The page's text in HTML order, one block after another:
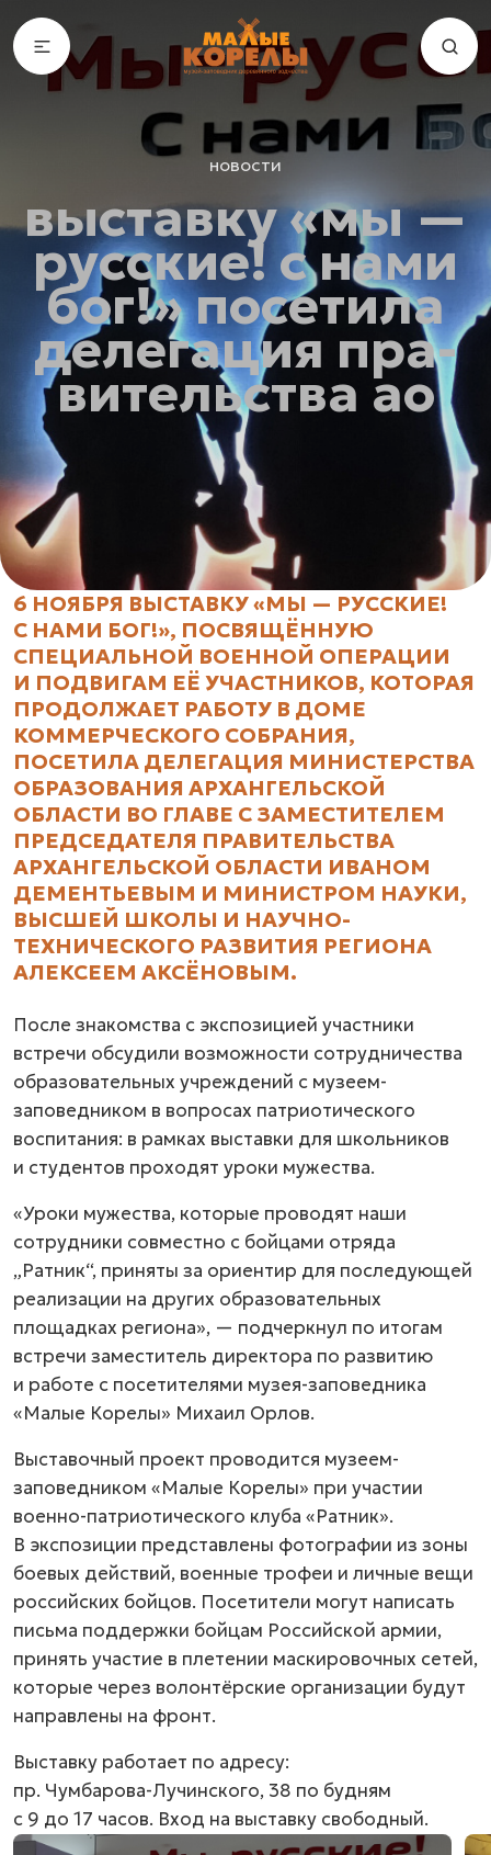
новости
выставку «мы —
русские! с нами
бог!» посетила
де­ле­га­ция пра­
ви­тель­ства ао
6 НОЯБРЯ ВЫСТАВКУ «МЫ — РУССКИЕ!
С НАМИ БОГ!», ПОСВЯЩЁННУЮ
СПЕЦИАЛЬНОЙ ВОЕННОЙ ОПЕРАЦИИ
И ПОДВИГАМ ЕЁ УЧАСТНИКОВ, КОТОРАЯ
ПРОДОЛЖАЕТ РАБОТУ В ДОМЕ
КОММЕРЧЕСКОГО СОБРАНИЯ,
ПОСЕТИЛА ДЕЛЕГАЦИЯ МИНИСТЕРСТВА
ОБРАЗОВАНИЯ АРХАНГЕЛЬСКОЙ
ОБЛАСТИ ВО ГЛАВЕ С ЗАМЕСТИТЕЛЕМ
ПРЕДСЕДАТЕЛЯ ПРАВИТЕЛЬСТВА
АРХАНГЕЛЬСКОЙ ОБЛАСТИ ИВАНОМ
ДЕМЕНТЬЕВЫМ И МИНИСТРОМ НАУКИ,
ВЫСШЕЙ ШКОЛЫ И НАУЧНО-
ТЕХНИЧЕСКОГО РАЗВИТИЯ РЕГИОНА
АЛЕКСЕЕМ АКСЁНОВЫМ.
После знакомства с экспозицией участники
встречи обсудили возможности сотрудничества
образовательных учреждений с музеем-
заповедником в вопросах патриотического
воспитания: в рамках выставки для школьников
и студентов проходят уроки мужества.
«Уроки мужества, которые проводят наши
сотрудники совместно с бойцами отряда
„Ратник“, приняты за ориентир для последующей
реализации на других образовательных
площадках региона», — подчеркнул по итогам
встречи заместитель директора по развитию
и работе с посетителями музея-заповедника
«Малые Корелы» Михаил Орлов.
Выставочный проект проводится музеем-
заповедником «Малые Корелы» при участии
военно-патриотического клуба «Ратник».
В экспозиции представлены фотографии из зоны
боевых действий, военные трофеи и личные вещи
российских бойцов. Посетители могут написать
письма поддержки бойцам Российской армии,
принять участие в плетении маскировочных сетей,
которые через волонтёрские организации будут
направлены на фронт.
Выставку работает по адресу:
пр. Чумбарова-Лучинского, 38 по будням
с 9 до 17 часов. Вход на выставку свободный.